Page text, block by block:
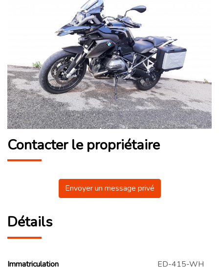
Contacter le propriétaire
Envoyer un message privé
Détails
Immatriculation
ED-415-WH